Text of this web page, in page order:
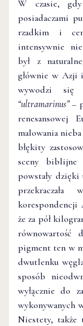
W czasie,
posiadaczami
rzadkim i
intensywnie
był z
głównie w Azji
wywodzi się
“ultramarinus”–
renesansowej
malowania
błękity
sceny biblijne
powstały dzięki
korespondencji
że za pół
równowartość
pigment ten w
dwutlenku
sposób
wyłącznie do
wykonywanych
Niestety, także